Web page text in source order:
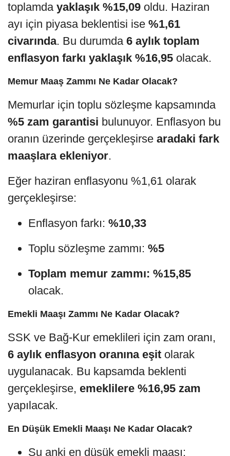
toplamda yaklaşık %15,09 oldu. Haziran
ayı için piyasa beklentisi ise %1,61
civarında. Bu durumda 6 aylık toplam
enflasyon farkı yaklaşık %16,95 olacak.
Memur Maaş Zammı Ne Kadar Olacak?
Memurlar için toplu sözleşme kapsamında
%5 zam garantisi bulunuyor. Enflasyon bu
oranın üzerinde gerçekleşirse aradaki fark
maaşlara ekleniyor.
Eğer haziran enflasyonu %1,61 olarak
gerçekleşirse:
Enflasyon farkı: %10,33
Toplu sözleşme zammı: %5
Toplam memur zammı: %15,85
olacak.
Emekli Maaşı Zammı Ne Kadar Olacak?
SSK ve Bağ-Kur emeklileri için zam oranı,
6 aylık enflasyon oranına eşit olarak
uygulanacak. Bu kapsamda beklenti
gerçekleşirse, emeklilere %16,95 zam
yapılacak.
En Düşük Emekli Maaşı Ne Kadar Olacak?
Şu anki en düşük emekli maaşı: